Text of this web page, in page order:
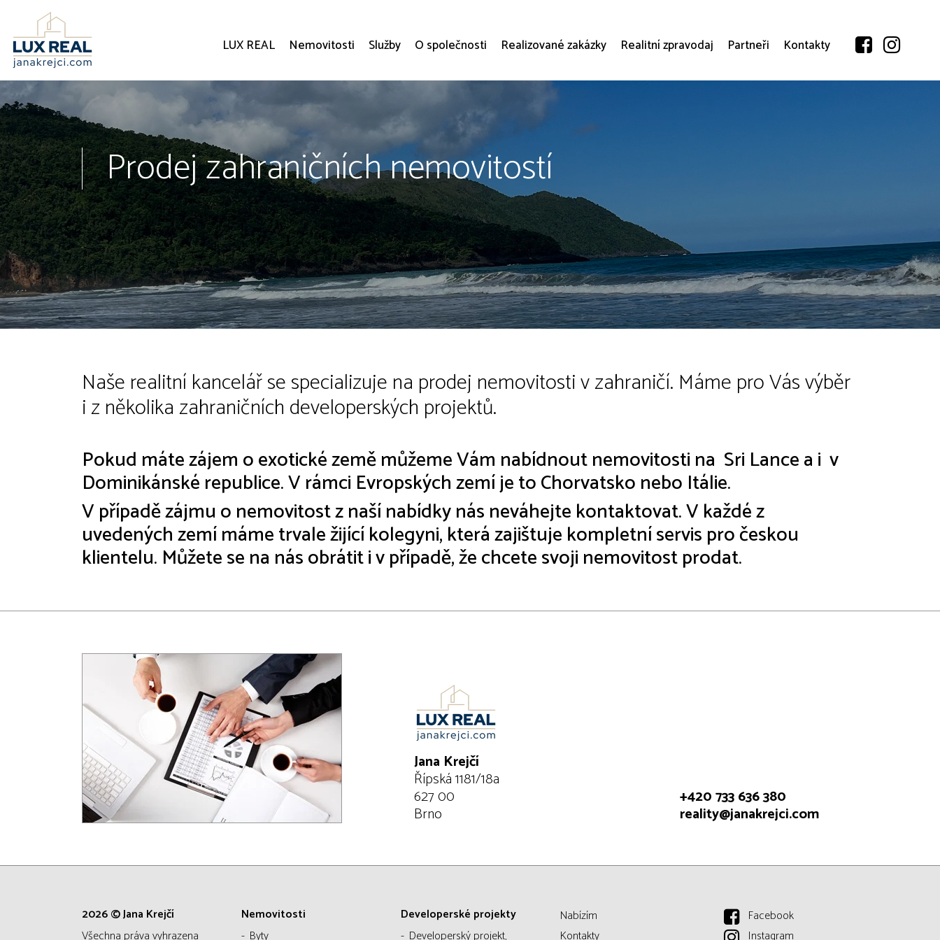
LUX REAL Nemovitosti Služby O společnosti Realizované zakázky Realitní zpravodaj Partneři Kontakty
Prodej zahraničních nemovitostí
Naše realitní kancelář se specializuje na prodej nemovitosti v zahraničí. Máme pro Vás výběr
i z několika zahraničních developerských projektů.
Pokud máte zájem o exotické země můžeme Vám nabídnout nemovitosti na Sri Lance a i v
Dominikánské republice. V rámci Evropských zemí je to Chorvatsko nebo Itálie.
V případě zájmu o nemovitost z naší nabídky nás neváhejte kontaktovat. V každé z
uvedených zemí máme trvale žijící kolegyni, která zajištuje kompletní servis pro českou
klientelu. Můžete se na nás obrátit i v případě, že chcete svoji nemovitost prodat.
Jana Krejčí
Řípská 1181/18a
627 00
Brno
+420 733 636 380
reality@janakrejci.com
2026 © Jana Krejčí
všechna práva vyhrazena
Nemovitosti
Byty
Developerské projekty
Developerský projekt,
Nabízím
Kontakty
Facebook
Instagram